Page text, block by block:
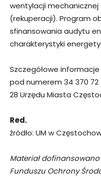
wentylacji mechanicznej
(rekuperacji). Program
sfinansowania audytu
charakterystyki
Szczegółowe
pod numerem 34 370 72
28 Urzędu Miasta
Red.
źródło: UM w
Materiał
Funduszu Ochrony